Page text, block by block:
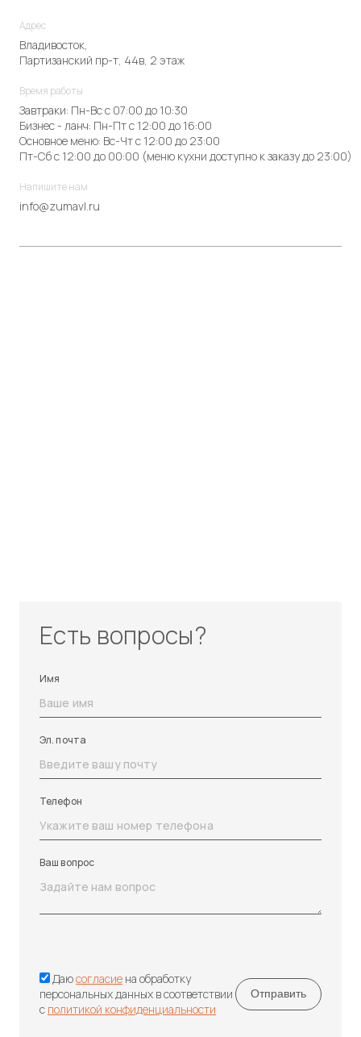
Адрес
Владивосток,
Партизанский пр-т, 44в, 2 этаж
Время работы
Завтраки: Пн-Вс с 07:00 до 10:30
Бизнес - ланч: Пн-Пт с 12:00 до 16:00
Основное меню: Вс-Чт с 12:00 до 23:00
Пт-Сб с 12:00 до 00:00 (меню кухни доступно к заказу до 23:00)
Напишите нам
info@zumavl.ru
Есть вопросы?
Имя
Эл. почта
Телефон
Ваш вопрос
Даюсогласие на обработку
персональных данных в соответствии
с политикой конфиденциальности